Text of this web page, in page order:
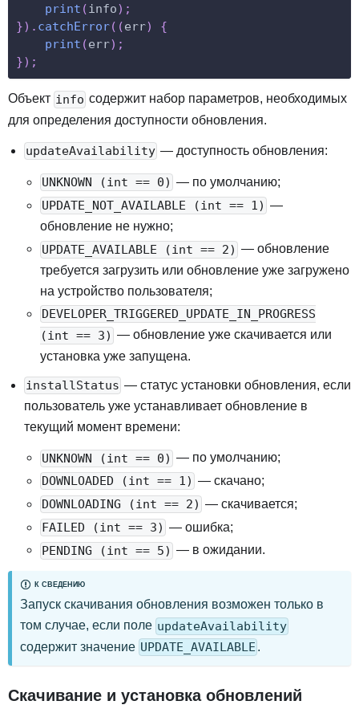
print (info) ;
}) . catchError( (err)
{
print (err) ;
}) ;
Объект info содержит набор параметров, необходимых
для определения доступности обновления.
updateAvailability — доступность обновления:
UNKNOWN (int == 0) — по умолчанию;
UPDATE_NOT_AVAILABLE (int == 1) —
обновление не нужно;
UPDATE_AVAILABLE (int == 2) — обновление
требуется загрузить или обновление уже загружено
на устройство пользователя;
DEVELOPER_TRIGGERED_UPDATE_IN_PROGRESS
(int == 3) — обновление уже скачивается или
установка уже запущена.
installStatus — статус установки обновления, если
пользователь уже устанавливает обновление в
текущий момент времени:
UNKNOWN (int == 0) — по умолчанию;
DOWNLOADED (int == 1) — скачано;
DOWNLOADING (int == 2) — скачивается;
FAILED (int == 3) — ошибка;
PENDING (int == 5) — в ожидании.
К СВЕДЕНИЮ
Запуск скачивания обновления возможен только в
том случае, если поле updateAvailability
содержит значение UPDATE_AVAILABLE .
Скачивание и установка обновлений